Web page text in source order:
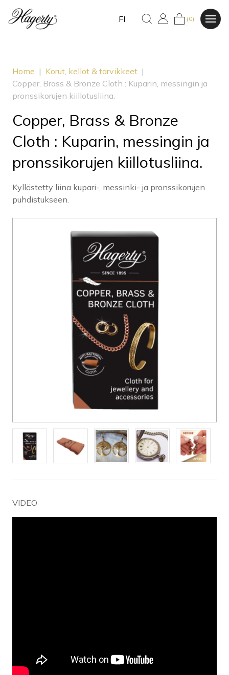
FI (0)
Home | Korut, kellot & tarvikkeet |
Copper, Brass & Bronze Cloth : Kuparin, messingin ja
pronssikorujen kiillotusliina.
Copper, Brass & Bronze
Cloth : Kuparin, messingin ja
pronssikorujen kiillotusliina.
Kyllästetty liina kupari-, messinki- ja pronssikorujen
puhdistukseen.
VIDEO